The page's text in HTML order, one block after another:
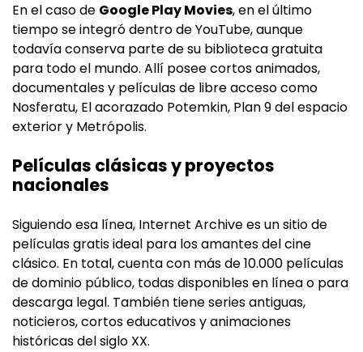
En el caso de Google Play Movies, en el último
tiempo se integró dentro de YouTube, aunque
todavía conserva parte de su biblioteca gratuita
para todo el mundo. Allí posee cortos animados,
documentales y películas de libre acceso como
Nosferatu, El acorazado Potemkin, Plan 9 del espacio
exterior y Metrópolis.
Películas clásicas y proyectos
nacionales
Siguiendo esa línea, Internet Archive es un sitio de
películas gratis ideal para los amantes del cine
clásico. En total, cuenta con más de 10.000 películas
de dominio público, todas disponibles en línea o para
descarga legal. También tiene series antiguas,
noticieros, cortos educativos y animaciones
históricas del siglo XX.